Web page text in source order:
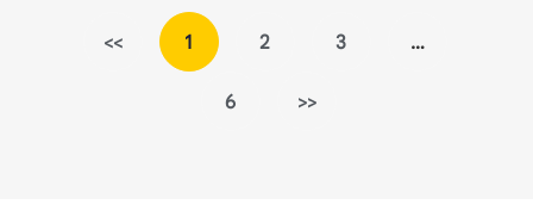
เตือนหมายถึงอะไร? ข้อร้องเรียนเงินมัดจำพูลวิลล่าเป็นสัญญาณ
เตือน หมายถึงรีวิวที่ผู้เข้าพักพูดถึงปัญหาเกี่ยวกับเงินมัดจำ เช่น คืน
เงินช้า หักเงินโดยไม่อธิบาย เงื่อนไขไม่ชัด หรือยอดเงินที่ต้องวาง
คุ้มครองความเสียหายที่อาจเกิดขึ้นกับบ้าน เช่น เฟอร์นิเจอร์เสียหาย
<< 1 2 3 …
6 >>